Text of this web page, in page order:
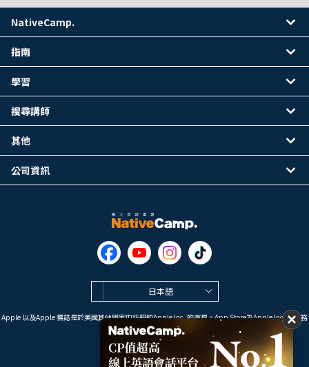
日本語
Apple 以及Apple 標誌是於美國其他國家中註冊的Apple Inc. 的商標。App Store為Apple Inc. 的服務
標誌。
Google Play是 Google LLC 的商標。
NativeCamp.
指南
學習
搜尋講師
其他
公司資訊